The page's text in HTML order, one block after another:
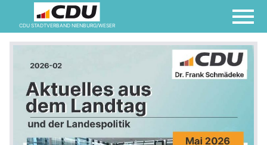
CDU STADTVERBAND NIENBURG/WESER